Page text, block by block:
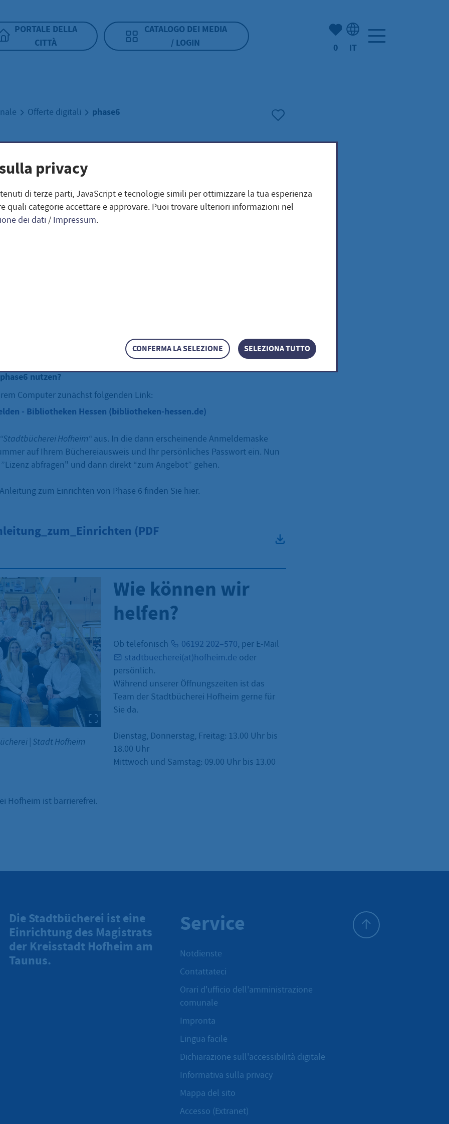
PORTALE DELLA
CITTÀ
CATALOGO DEI MEDIA
/ LOGIN
(Mio) Hofheim:
0 IT
Offerte digitali phase6
an, die in enger Kooperation mit Deutschlands führenden
Die Vokabelsammlungen sind exakt auf die Lehrwerke abgestimmt.
nutzen?
Computer zunächst folgenden Link:
- Bibliotheken Hessen (bibliotheken-hessen.de)
“Stadtbücherei Hofheim“ aus. In die dann erscheinende Anmeldemaske
auf Ihrem Büchereiausweis und Ihr persönliches Passwort ein. Nun
abfragen" und dann direkt “zum Angebot” gehen.
zum Einrichten von Phase 6 finden Sie hier.
(PDF
Stadt Hofheim
Wie können wir
helfen?
Ob telefonisch 06192 202–570, per E-Mail
stadtbuecherei(at)hofheim.de oder
persönlich.
Während unserer Öffnungszeiten ist das
Team der Stadtbücherei Hofheim gerne für
Sie da.
Dienstag, Donnerstag, Freitag: 13.00 Uhr bis
18.00 Uhr
Mittwoch und Samstag: 09.00 Uhr bis 13.00
Hofheim ist barrierefrei.
Die Stadtbücherei ist eine
Einrichtung des Magistrats
der Kreisstadt Hofheim am
Taunus.
Service
Notdienste
Contattateci
Orari d'ufficio dell'amministrazione
comunale
Impronta
Lingua facile
Dichiarazione sull'accessibilità digitale
Informativa sulla privacy
Mappa del sito
Accesso (Extranet)
privacy
di terze parti, JavaScript e tecnologie simili per ottimizzare la tua esperienza
quali categorie accettare e approvare. Puoi trovare ulteriori informazioni nel
dei dati / Impressum.
CONFERMA LA SELEZIONE SELEZIONA TUTTO